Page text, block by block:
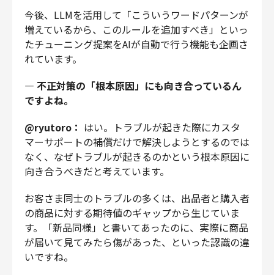
今後、LLMを活用して「こういうワードパターンが
増えているから、このルールを追加すべき」といっ
たチューニング提案をAIが自動で行う機能も企画さ
れています。
— 不正対策の「根本原因」にも向き合っているん
ですよね。
@ryutoro： はい。トラブルが起きた際にカスタ
マーサポートの補償だけで解決しようとするのでは
なく、なぜトラブルが起きるのかという根本原因に
向き合うべきだと考えています。
お客さま同士のトラブルの多くは、出品者と購入者
の商品に対する期待値のギャップから生じていま
す。「新品同様」と書いてあったのに、実際に商品
が届いて見てみたら傷があった、といった認識の違
いですね。